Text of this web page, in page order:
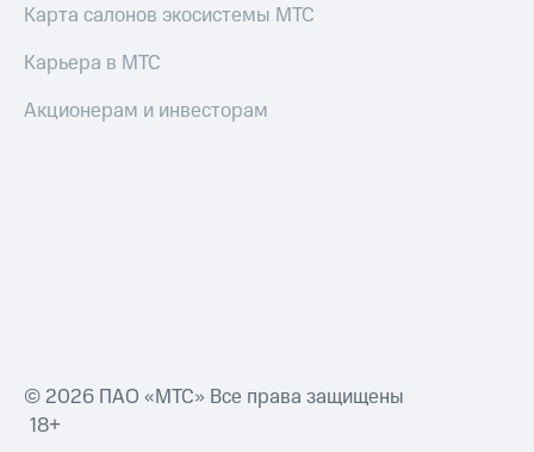
Карта салонов экосистемы МТС
Карьера в МТС
Акционерам и инвесторам
© 2026 ПАО «МТС» Все права защищены
18+